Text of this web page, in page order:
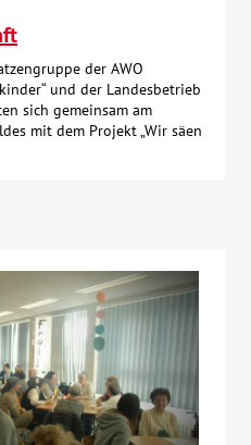
der AWO
und der Landesbetrieb
sich gemeinsam am
mit dem Projekt „Wir säen